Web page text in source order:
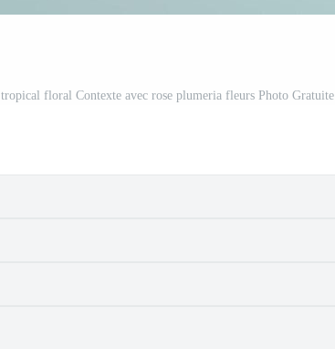
tropical floral Contexte avec rose plumeria fleurs Photo Gratuite